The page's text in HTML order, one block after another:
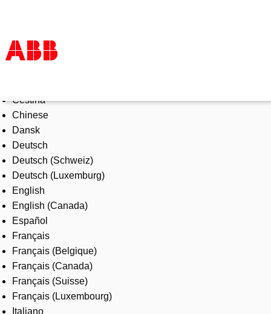
Products & Solutions
Industries
Services
About us
Where to buy
Contact us
Careers
Čeština
Chinese
Dansk
Deutsch
Deutsch (Schweiz)
Deutsch (Luxemburg)
English
English (Canada)
Español
Français
Français (Belgique)
Français (Canada)
Français (Suisse)
Français (Luxembourg)
Italiano